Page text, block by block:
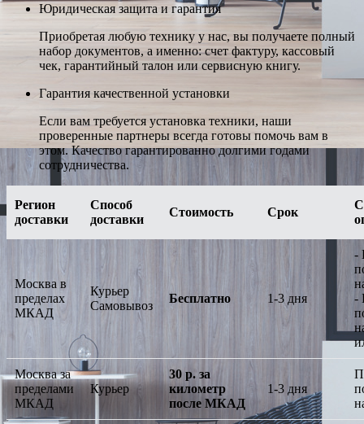
Юридическая защита и гарантия
Приобретая любую технику у нас, вы получаете полный
набор документов, а именно: счет фактуру, кассовый
чек, гарантийный талон или сервисную книгу.
Гарантия качественной установки
Если вам требуется установка техники, наши
проверенные партнеры всегда готовы помочь вам в
этом. Качество гарантированно долгими годами
сотрудничества.
Регион
доставки
Способ
доставки
Стоимость Срок
Москва в
пределах
МКАД
Курьер
Самовывоз
Бесплатно 1-3 дня
-
-
Москва за
пределами
МКАД
Курьер
30 р. за
километр
после МКАД
1-3 дня